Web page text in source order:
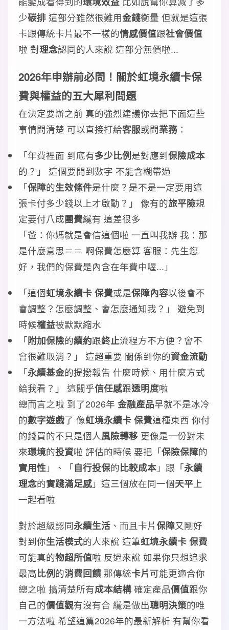
少碳排 這部分雖然很難用金錢衡量 但就是這張
卡跟傳統卡片最不一樣的情感價值跟社會價值
啦 對理念認同的人來說 這部分無價啦...
2026年申辦前必問！關於虹境永續卡保
費與權益的五大犀利問題
在決定要辦之前 真的強烈建議你去把下面這些
事情問清楚 可以直接打給客服或問業務 ：
「年費裡面 到底有多少比例是對應到保險成本
的？」 這個要問到數字 不能含糊帶過
「保障的生效條件是什麼？是不是一定要用這
張卡付多少錢以上才啟動？」 像有的旅平險規
定要付八成團費纔有 這差很多
「爸：你媽就是會信這個啦 一直叫我辦 我：那
是什麼意思＝＝ 啊保費怎麼算 客服：先生您
好，我們的保費是內含在年費中喔...」
「這個虹境永續卡 保費或是保障內容以後會不
會調整？怎麼調整、會怎麼通知我？」 避免到
時候權益被默默縮水
「附加保險的續約跟終止流程方不方便？會不
會很難取消？」 這超重要 關係到你的資金流動
「永續基金的提撥報告 什麼時候、用什麼方式
給我看？」 這關乎信任感跟透明度啦
總而言之啦 到了2026年 金融產品早就不是冰冷
的數字遊戲了 像虹境永續卡 保費這種東西 你付
的錢買的不只是個人風險轉移 更像是一份對未
來環境的投資啦 評估的時候 要把「保險保障的
實用性」、「自行投保的比較成本」跟「永續
理念的實踐滿足感」這三個放在同一個天平上
一起看啦
對於超級認同永續生活 、而且卡片保障又剛好
對到你生活模式的人來說 這筆虹境永續卡 保費
可能真的物超所值啦 反過來說 如果你只想追求
最高比例的消費回饋 那傳統卡片可能更適合你
總之啦 搞清楚所有成本結構 確定產品價值跟你
自己的價值觀有沒有合 纔是做出聰明決策的唯
一方法啦 希望這篇2026年的最新解析 有幫你看